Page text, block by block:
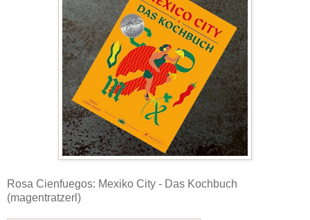
Rosa Cienfuegos: Mexiko City - Das Kochbuch
(magentratzerl)